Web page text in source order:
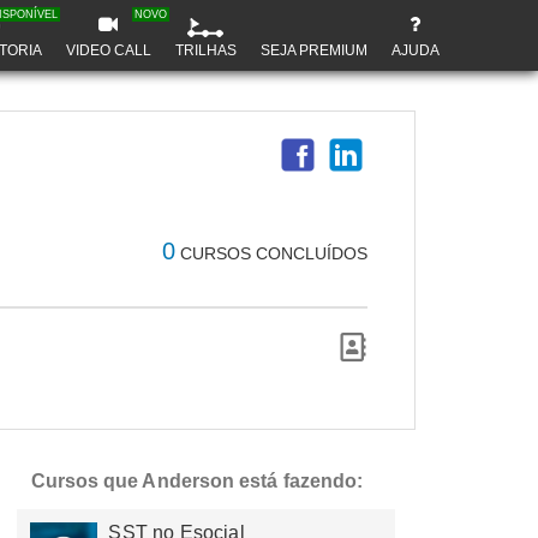
VIDEO CALL
NOVO
TRILHAS SEJA PREMIUM AJUDA
0 CURSOS CONCLUÍDOS
Cursos que Anderson está fazendo:
SST no Esocial